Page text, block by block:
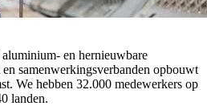
en hernieuwbare
samenwerkingsverbanden opbouwt
We hebben 32.000 medewerkers op
landen.